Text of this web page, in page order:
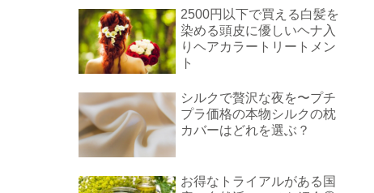
2500円以下で買える白髪を
染める頭皮に優しいヘナ入
りヘアカラートリートメン
ト
シルクで贅沢な夜を〜プチ
プラ価格の本物シルクの枕
カバーはどれを選ぶ？
お得なトライアルがある国